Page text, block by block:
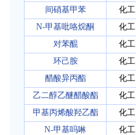
间硝基甲苯
化工
N-甲基吡咯烷酮
化工
对苯醌
化工
环己胺
化工
醋酸异丙酯
化工
乙二醇乙醚醋酸酯
化工
甲基丙烯酸羟乙酯
化工
N-甲基吗啉
化工